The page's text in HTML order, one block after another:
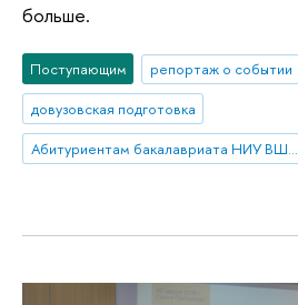
больше.
Поступающим
репортаж о событии
довузовская подготовка
Абитуриентам бакалавриата НИУ ВШЭ — Санкт-Петербург